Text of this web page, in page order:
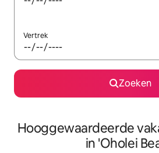
Vertrek
Zoeken
Hooggewaardeerde
in 'Oholei